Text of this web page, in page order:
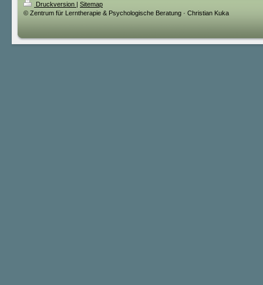
Druckversion | Sitemap
© Zentrum für Lerntherapie & Psychologische Beratung · Christian Kuka